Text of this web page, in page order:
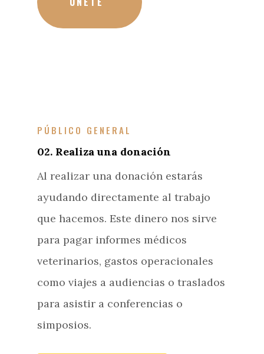
PÚBLICO GENERAL
02. Realiza una donación
Al realizar una donación estarás
ayudando directamente al trabajo
que hacemos. Este dinero nos sirve
para pagar informes médicos
veterinarios, gastos operacionales
como viajes a audiencias o traslados
para asistir a conferencias o
simposios.